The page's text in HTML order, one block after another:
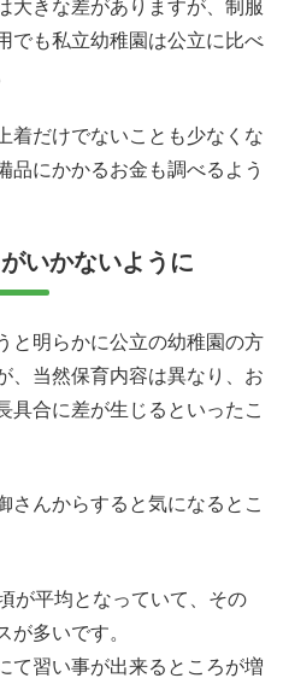
大きな差がありますが、制服
でも私立幼稚園は公立に比べ
着だけでないことも少なくな
品にかかるお金も調べるよう
いかないように
と明らかに公立の幼稚園の方
、当然保育内容は異なり、お
具合に差が生じるといったこ
さんからすると気になるとこ
が平均となっていて、その
が多いです。
て習い事が出来るところが増